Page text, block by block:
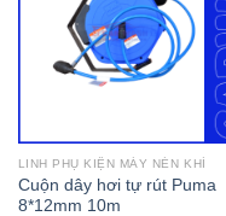
LINH PHỤ KIỆN MÁY NÉN KHÍ
Cuộn dây hơi tự rút Puma
8*12mm 10m